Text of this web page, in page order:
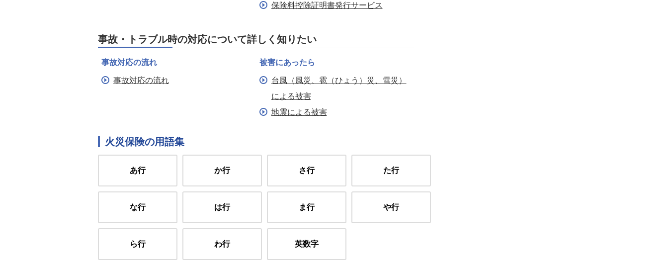
保険料控除証明書発行サービス
事故・トラブル時の対応について詳しく知りたい
事故対応の流れ
事故対応の流れ
被害にあったら
台風（風災、雹（ひょう）災、雪災）
による被害
地震による被害
火災保険の用語集
あ行 か行 さ行 た行
な行 は行 ま行 や行
ら行 わ行 英数字